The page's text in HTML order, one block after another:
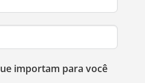
importam para você